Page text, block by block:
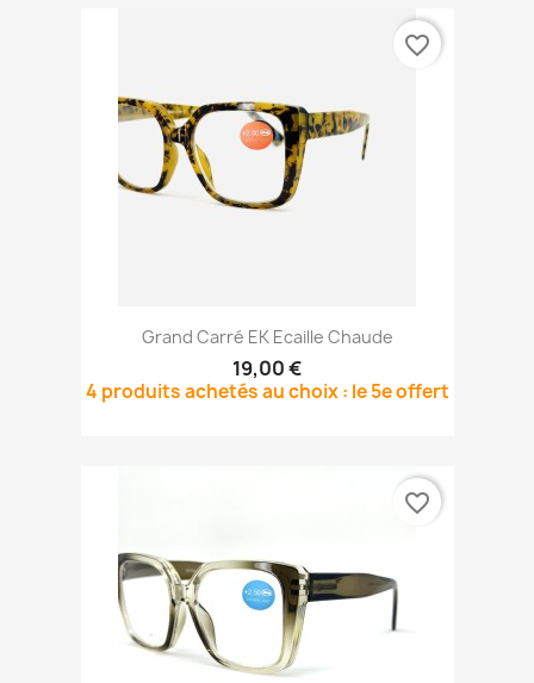
Grand Carré EK Ecaille Chaude
19,00 €
4 produits achetés au choix : le 5e offert
favorite_border
favorite_border